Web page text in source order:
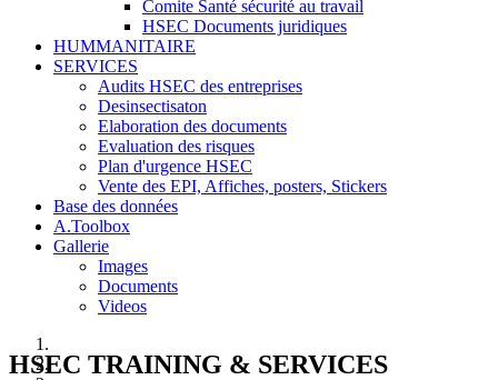
Comite Santé sécurité au travail
HSEC Documents juridiques
HUMMANITAIRE
SERVICES
Audits HSEC des entreprises
Desinsectisaton
Elaboration des documents
Evaluation des risques
Plan d'urgence HSEC
Vente des EPI, Affiches, posters, Stickers
Base des données
A.Toolbox
Gallerie
Images
Documents
Videos
HSEC TRAINING & SERVICES